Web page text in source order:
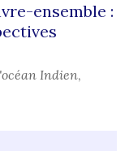
ensemble :
Indien,